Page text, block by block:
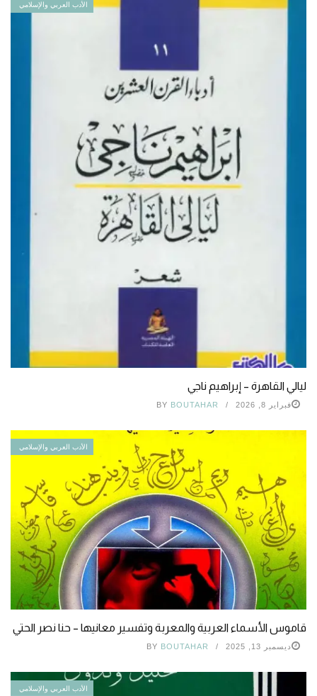
الأدب العربي والإسلامي
ليالي القاهرة – إبراهيم ناجي
فبراير 8, 2026 BY BOUTAHAR
الأدب العربي والإسلامي
قاموس الأسماء العربية والمعربة وتفسير معانيها – حنا نصر الحتي
ديسمبر 13, 2025 BY BOUTAHAR
الأدب العربي والإسلامي